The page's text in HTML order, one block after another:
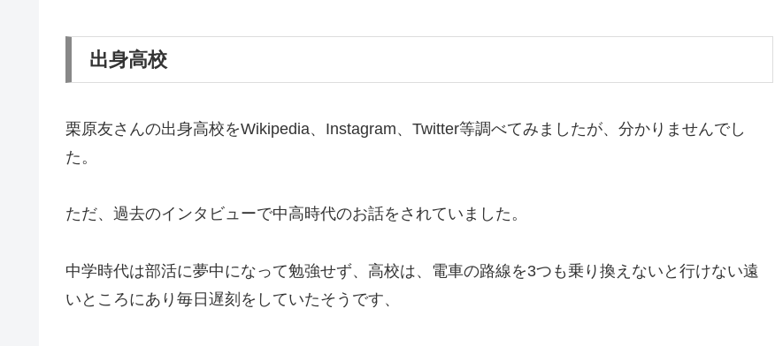
出身高校
栗原友さんの出身高校をWikipedia、Instagram、Twitter等調べてみましたが、分かりませんでし
た。
ただ、過去のインタビューで中高時代のお話をされていました。
中学時代は部活に夢中になって勉強せず、高校は、電車の路線を3つも乗り換えないと行けない遠
いところにあり毎日遅刻をしていたそうです、